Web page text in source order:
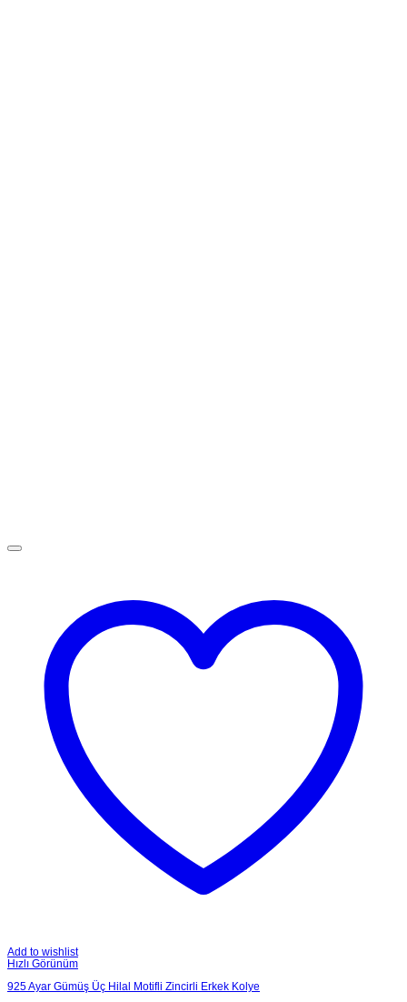
Add to wishlist
Hızlı Görünüm
925 Ayar Gümüş Üç Hilal Motifli Zincirli Erkek Kolye